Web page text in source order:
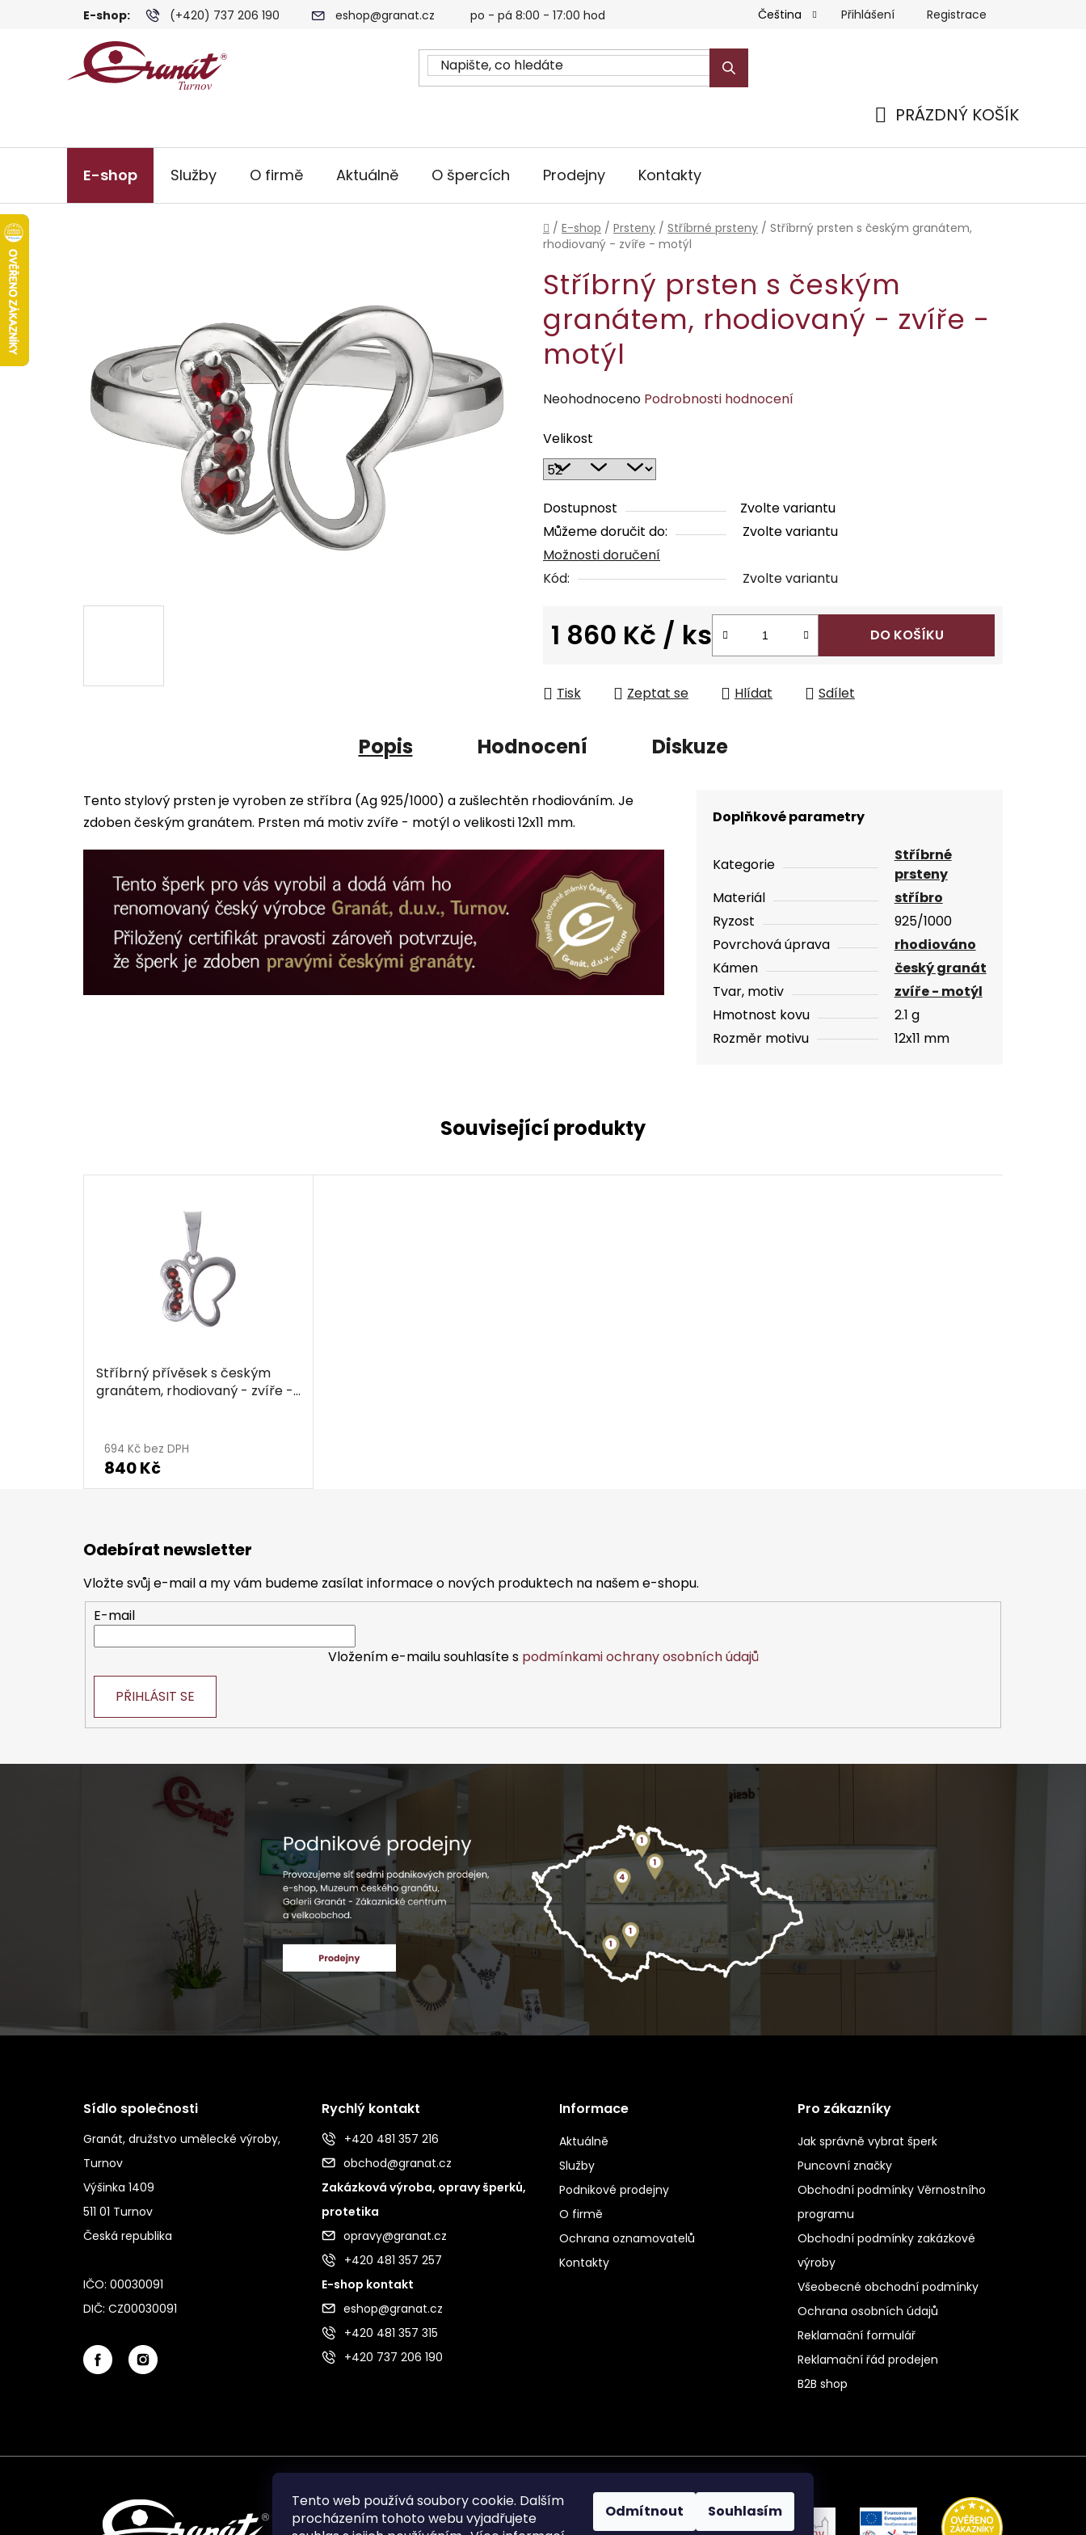
Tento web používá soubory cookie. Dalším
procházením tohoto webu vyjadřujete
Odmítnout Souhlasím
E-shop: (+420) 737 206 190 eshop@granat.cz po - pá 8:00 - 17:00 hod Čeština Přihlášení Registrace
PRÁZDNÝ KOŠÍK
E-shop Služby O firmě Aktuálně O špercích Prodejny Kontakty
Domů
/ E-shop / Prsteny / Stříbrné prsteny / Stříbrný prsten s českým granátem,
rhodiovaný - zvíře - motýl
Stříbrný prsten s českým
granátem, rhodiovaný - zvíře -
motýl
Průměrné
produktu
je
0,0
z
5
hvězdiček.
Neohodnoceno Podrobnosti hodnocení
Velikost
Dostupnost
Zvolte variantu
Můžeme doručit do:
Zvolte variantu
Možnosti doručení
Kód:
Zvolte variantu
1 860 Kč / ks DO KOŠÍKU
Tisk Zeptat se Hlídat Sdílet
Popis Hodnocení Diskuze
Tento stylový prsten je vyroben ze stříbra (Ag 925/1000) a zušlechtěn rhodiováním. Je
zdoben českým granátem. Prsten má motiv zvíře - motýl o velikosti 12x11 mm.
Doplňkové parametry
Kategorie
Stříbrné
prsteny
Materiál
stříbro
Ryzost
925/1000
Povrchová úprava
rhodiováno
Kámen
český granát
Tvar, motiv
zvíře - motýl
Hmotnost kovu
2.1 g
Rozměr motivu
12x11 mm
Související produkty
Stříbrný přívěsek s českým
granátem, rhodiovaný - zvíře -
694 Kč bez DPH
840 Kč
Odebírat newsletter
Vložte svůj e-mail a my vám budeme zasílat informace o nových produktech na našem e-shopu.
E-mail
Vložením e-mailu souhlasíte s podmínkami ochrany osobních údajů
PŘIHLÁSIT SE
Sídlo společnosti
Granát, družstvo umělecké výroby,
Turnov
Výšinka 1409
511 01 Turnov
Česká republika
IČO: 00030091
DIČ: CZ00030091
Rychlý kontakt
+420 481 357 216
obchod@granat.cz
Zakázková výroba, opravy šperků,
protetika
opravy@granat.cz
+420 481 357 257
E-shop kontakt
eshop@granat.cz
+420 481 357 315
+420 737 206 190
Informace
Aktuálně
Služby
Podnikové prodejny
O firmě
Ochrana oznamovatelů
Kontakty
Pro zákazníky
Jak správně vybrat šperk
Puncovní značky
Obchodní podmínky Věrnostního
programu
Obchodní podmínky zakázkové
výroby
Všeobecné obchodní podmínky
Ochrana osobních údajů
Reklamační formulář
Reklamační řád prodejen
B2B shop